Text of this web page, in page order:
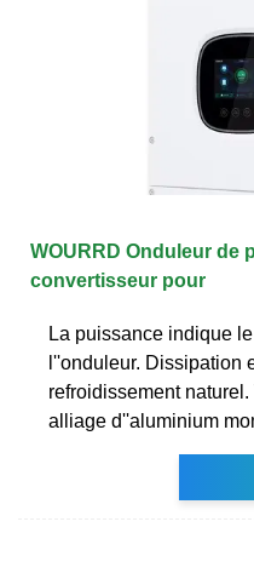
WOURRD Onduleur de
convertisseur pour
La puissance indique
l''onduleur. Dissipation
refroidissement
alliage d''aluminium